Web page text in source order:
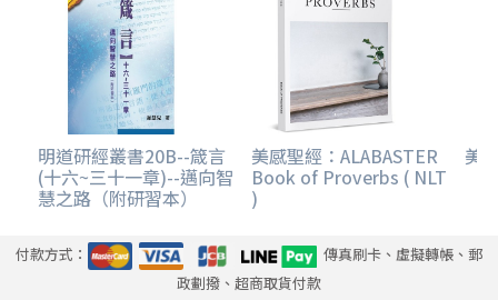
明道研經叢書20B--箴言
(十六~三十一章)--邁向智
慧之路（附研習本）
美感聖經：ALABASTER
Book of Proverbs ( NLT
)
美
付款方式：
傳真刷卡、虛擬轉帳、郵
政劃撥、超商取貨付款